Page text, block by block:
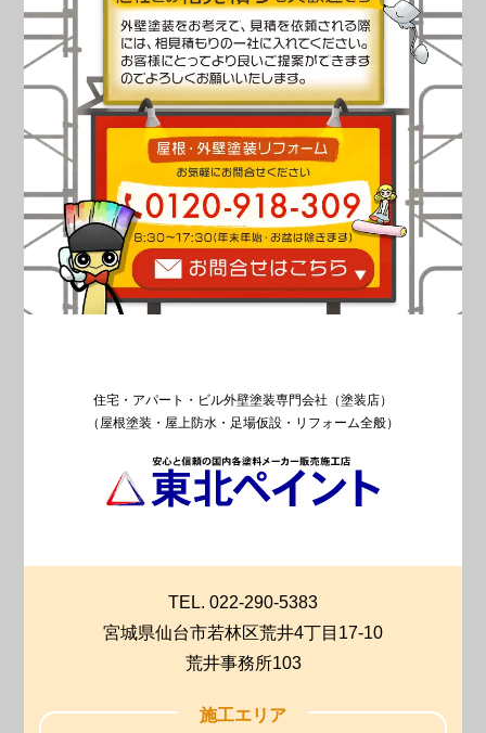
住宅・アパート・ビル外壁塗装専門会社（塗装店）
（屋根塗装・屋上防水・足場仮設・リフォーム全般）
TEL. 022-290-5383
宮城県仙台市若林区荒井4丁目17-10
荒井事務所103
施工エリア